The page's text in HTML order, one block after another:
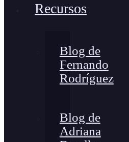
Recursos
Blog de
Fernando
Rodríguez
Blog de
Adriana